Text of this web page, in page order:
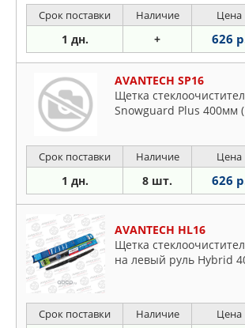
Срок поставки Наличие Цена
1 дн. + 626
AVANTECH SP16
Щетка
Snowguard Plus 400мм
Срок поставки Наличие Цена
1 дн. 8 шт. 626
AVANTECH HL16
Щетка
на левый руль Hybrid
Срок поставки Наличие Цена